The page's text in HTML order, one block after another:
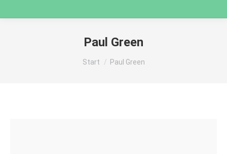
Paul Green
Sie befinden sich hier:
Start Paul Green